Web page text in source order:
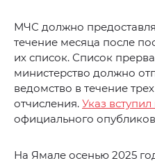
МЧС должно
течение месяца после
их список. Список
министерство должно
ведомство в течение
отчисления. Указ вступил
официального
На Ямале осенью 2025